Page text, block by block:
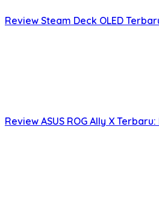
Review Steam Deck OLED
Review ASUS ROG Ally X